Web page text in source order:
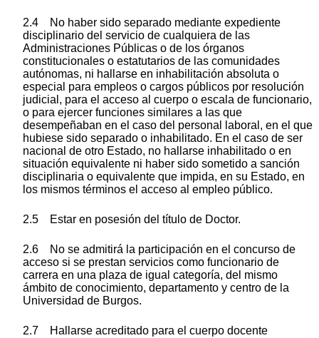
2.4 No haber sido separado mediante expediente
disciplinario del servicio de cualquiera de las
Administraciones Públicas o de los órganos
constitucionales o estatutarios de las comunidades
autónomas, ni hallarse en inhabilitación absoluta o
especial para empleos o cargos públicos por resolución
judicial, para el acceso al cuerpo o escala de funcionario,
o para ejercer funciones similares a las que
desempeñaban en el caso del personal laboral, en el que
hubiese sido separado o inhabilitado. En el caso de ser
nacional de otro Estado, no hallarse inhabilitado o en
situación equivalente ni haber sido sometido a sanción
disciplinaria o equivalente que impida, en su Estado, en
los mismos términos el acceso al empleo público.
2.5 Estar en posesión del título de Doctor.
2.6 No se admitirá la participación en el concurso de
acceso si se prestan servicios como funcionario de
carrera en una plaza de igual categoría, del mismo
ámbito de conocimiento, departamento y centro de la
Universidad de Burgos.
2.7 Hallarse acreditado para el cuerpo docente